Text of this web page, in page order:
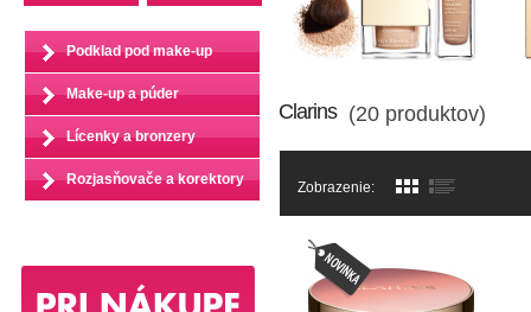
Podklad pod make-up
Make-up a púder
Lícenky a bronzery
Rozjasňovače a korektory
Clarins(20 produktov)
Zobrazenie: